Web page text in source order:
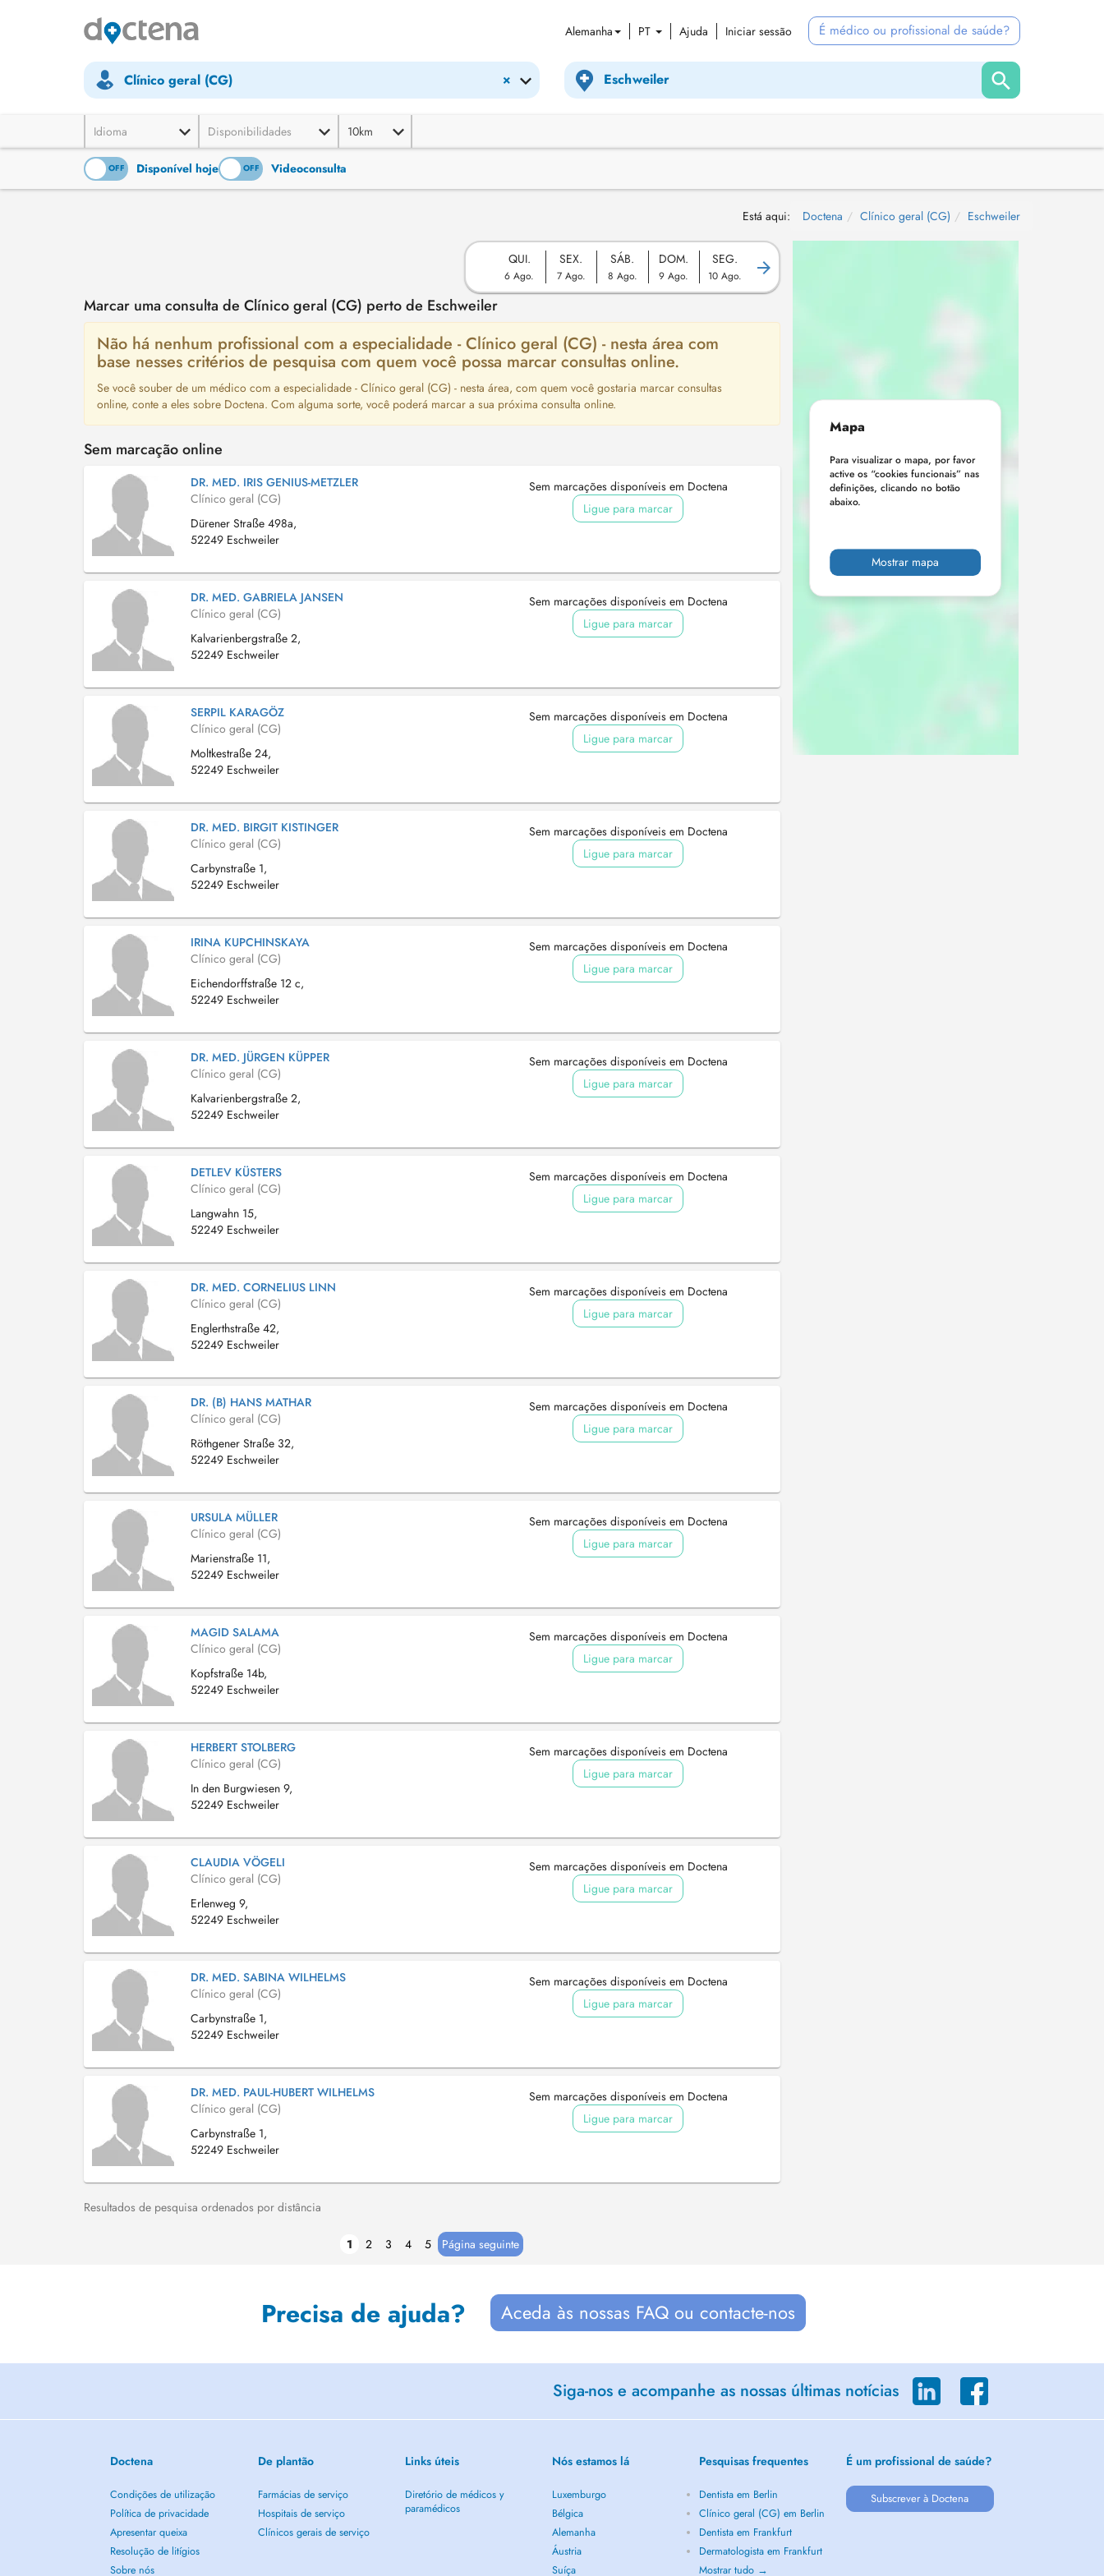
Alemanha PT Ajuda Iniciar sessão É médico ou profissional de saúde?
×
Clínico geral (CG)
Idioma Disponibilidades 10km
OFF Disponível hoje
ON OFF Videoconsulta
Está aqui: Doctena Clínico geral (CG) Eschweiler
QUI.
6 Ago.
SEX.
7 Ago.
SÁB.
8 Ago.
DOM.
9 Ago.
SEG.
10 Ago.
Marcar uma consulta de Clínico geral (CG) perto de Eschweiler
Não há nenhum profissional com a especialidade - Clínico geral (CG) - nesta área com
base nesses critérios de pesquisa com quem você possa marcar consultas online.
Se você souber de um médico com a especialidade - Clínico geral (CG) - nesta área, com quem você gostaria marcar consultas
online, conte a eles sobre Doctena. Com alguma sorte, você poderá marcar a sua próxima consulta online.
Sem marcação online
DR. MED. IRIS GENIUS-METZLER
Clínico geral (CG)
Dürener Straße 498a,
52249 Eschweiler
Sem marcações disponíveis em Doctena
Ligue para marcar
DR. MED. GABRIELA JANSEN
Clínico geral (CG)
Kalvarienbergstraße 2,
52249 Eschweiler
Sem marcações disponíveis em Doctena
Ligue para marcar
SERPIL KARAGÖZ
Clínico geral (CG)
Moltkestraße 24,
52249 Eschweiler
Sem marcações disponíveis em Doctena
Ligue para marcar
DR. MED. BIRGIT KISTINGER
Clínico geral (CG)
Carbynstraße 1,
52249 Eschweiler
Sem marcações disponíveis em Doctena
Ligue para marcar
IRINA KUPCHINSKAYA
Clínico geral (CG)
Eichendorffstraße 12 c,
52249 Eschweiler
Sem marcações disponíveis em Doctena
Ligue para marcar
DR. MED. JÜRGEN KÜPPER
Clínico geral (CG)
Kalvarienbergstraße 2,
52249 Eschweiler
Sem marcações disponíveis em Doctena
Ligue para marcar
DETLEV KÜSTERS
Clínico geral (CG)
Langwahn 15,
52249 Eschweiler
Sem marcações disponíveis em Doctena
Ligue para marcar
DR. MED. CORNELIUS LINN
Clínico geral (CG)
Englerthstraße 42,
52249 Eschweiler
Sem marcações disponíveis em Doctena
Ligue para marcar
DR. (B) HANS MATHAR
Clínico geral (CG)
Röthgener Straße 32,
52249 Eschweiler
Sem marcações disponíveis em Doctena
Ligue para marcar
URSULA MÜLLER
Clínico geral (CG)
Marienstraße 11,
52249 Eschweiler
Sem marcações disponíveis em Doctena
Ligue para marcar
MAGID SALAMA
Clínico geral (CG)
Kopfstraße 14b,
52249 Eschweiler
Sem marcações disponíveis em Doctena
Ligue para marcar
HERBERT STOLBERG
Clínico geral (CG)
In den Burgwiesen 9,
52249 Eschweiler
Sem marcações disponíveis em Doctena
Ligue para marcar
CLAUDIA VÖGELI
Clínico geral (CG)
Erlenweg 9,
52249 Eschweiler
Sem marcações disponíveis em Doctena
Ligue para marcar
DR. MED. SABINA WILHELMS
Clínico geral (CG)
Carbynstraße 1,
52249 Eschweiler
Sem marcações disponíveis em Doctena
Ligue para marcar
DR. MED. PAUL-HUBERT WILHELMS
Clínico geral (CG)
Carbynstraße 1,
52249 Eschweiler
Sem marcações disponíveis em Doctena
Ligue para marcar
Resultados de pesquisa ordenados por distância
1 2 3 4 5 Página seguinte
Mapa
Para visualizar o mapa, por favor
active os “cookies funcionais” nas
definições, clicando no botão
abaixo.
Mostrar mapa
Precisa de ajuda? Aceda às nossas FAQ ou contacte-nos
Siga-nos e acompanhe as nossas últimas notícias
Doctena
Condições de utilização
Política de privacidade
Apresentar queixa
Resolução de litígios
Sobre nós
De plantão
Farmácias de serviço
Hospitais de serviço
Clínicos gerais de serviço
Links úteis
Diretório de médicos y
paramédicos
Nós estamos lá
Luxemburgo
Bélgica
Alemanha
Áustria
Suíça
Pesquisas frequentes
Dentista em Berlin
Clínico geral (CG) em Berlin
Dentista em Frankfurt
Dermatologista em Frankfurt
Mostrar tudo →
É um profissional de saúde?
Subscrever à Doctena